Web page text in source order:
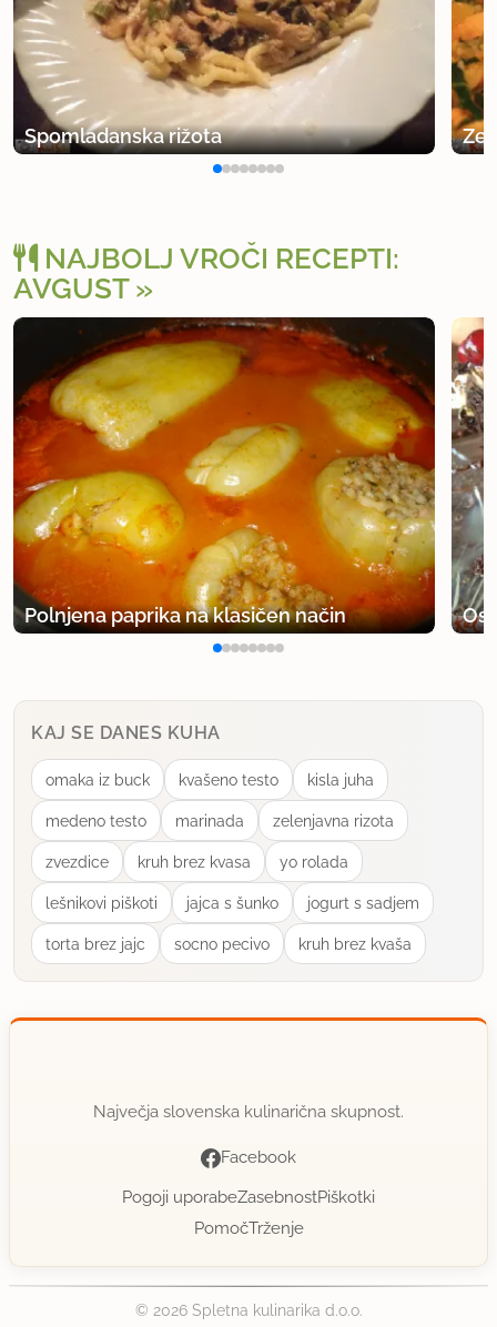
Spomladanska rižota
NAJBOLJ VROČI RECEPTI:
AVGUST
Polnjena paprika na klasičen način
KAJ SE DANES KUHA
omaka iz buck kvašeno testo kisla juha
medeno testo marinada zelenjavna rizota
zvezdice kruh brez kvasa yo rolada
lešnikovi piškoti jajca s šunko jogurt s sadjem
torta brez jajc socno pecivo kruh brez kvaša
Največja slovenska kulinarična skupnost.
Facebook
Pogoji uporabeZasebnostPiškotki
PomočTrženje
© 2026 Spletna kulinarika d.o.o.